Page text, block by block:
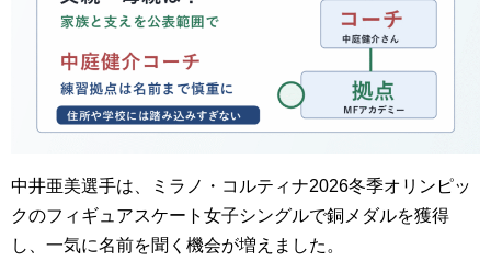
中井亜美選手は、ミラノ・コルティナ2026冬季オリンピッ
クのフィギュアスケート女子シングルで銅メダルを獲得
し、一気に名前を聞く機会が増えました。